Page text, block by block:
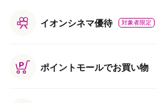
イオンシネマ優待 対象者限定
ポイントモールでお買い物